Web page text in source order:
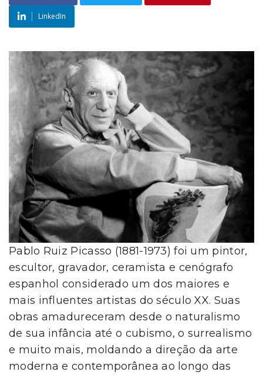
LinkedIn
Pablo Ruiz Picasso (1881-1973) foi um pintor,
escultor, gravador, ceramista e cenógrafo
espanhol considerado um dos maiores e
mais influentes artistas do século XX. Suas
obras amadureceram desde o naturalismo
de sua infância até o cubismo, o surrealismo
e muito mais, moldando a direção da arte
moderna e contemporânea ao longo das